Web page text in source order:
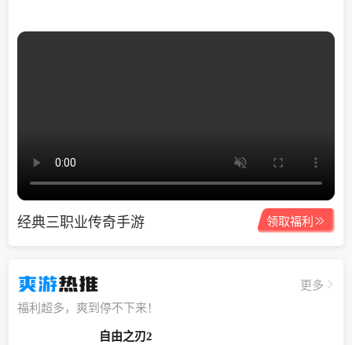
经典三职业传奇手游 领取福利 
爽游热推
更多
福利超多，爽到停不下来！
自由之刃2